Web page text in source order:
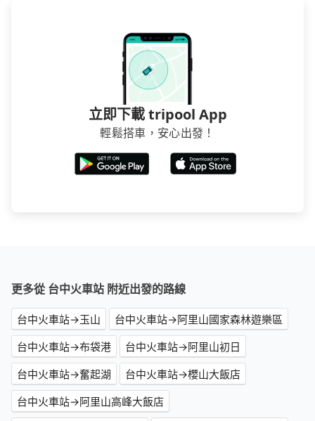
立即下載 tripool App
輕鬆搭車，安心出發！
更多從 台中火車站 附近出發的路線
台中火車站→玉山
台中火車站→阿里山國家森林遊樂區
台中火車站→布袋港
台中火車站→阿里山初日
台中火車站→奮起湖
台中火車站→櫻山大飯店
台中火車站→阿里山高峰大飯店